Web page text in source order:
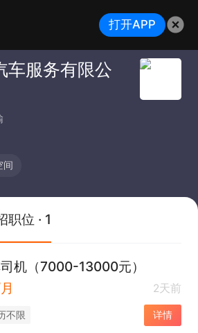
车服务有限公
间
职位 · 1
机（7000-13000元）
2天前
不限 详情
打开APP